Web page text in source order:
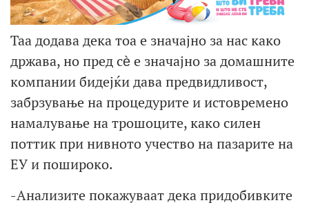
Таа додава дека тоа е значајно за нас како
држава, но пред сѐ е значајно за домашните
компании бидејќи дава предвидливост,
забрзување на процедурите и истовремено
намалување на трошоците, како силен
поттик при нивното учество на пазарите на
ЕУ и пошироко.
-Анализите покажуваат дека придобивките